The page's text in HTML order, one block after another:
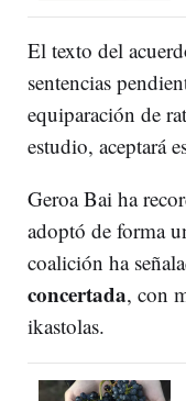
El texto del
sentencias
equiparación de
estudio, aceptará
Geroa Bai ha
adoptó de forma
coalición ha
concertada, con
ikastolas.